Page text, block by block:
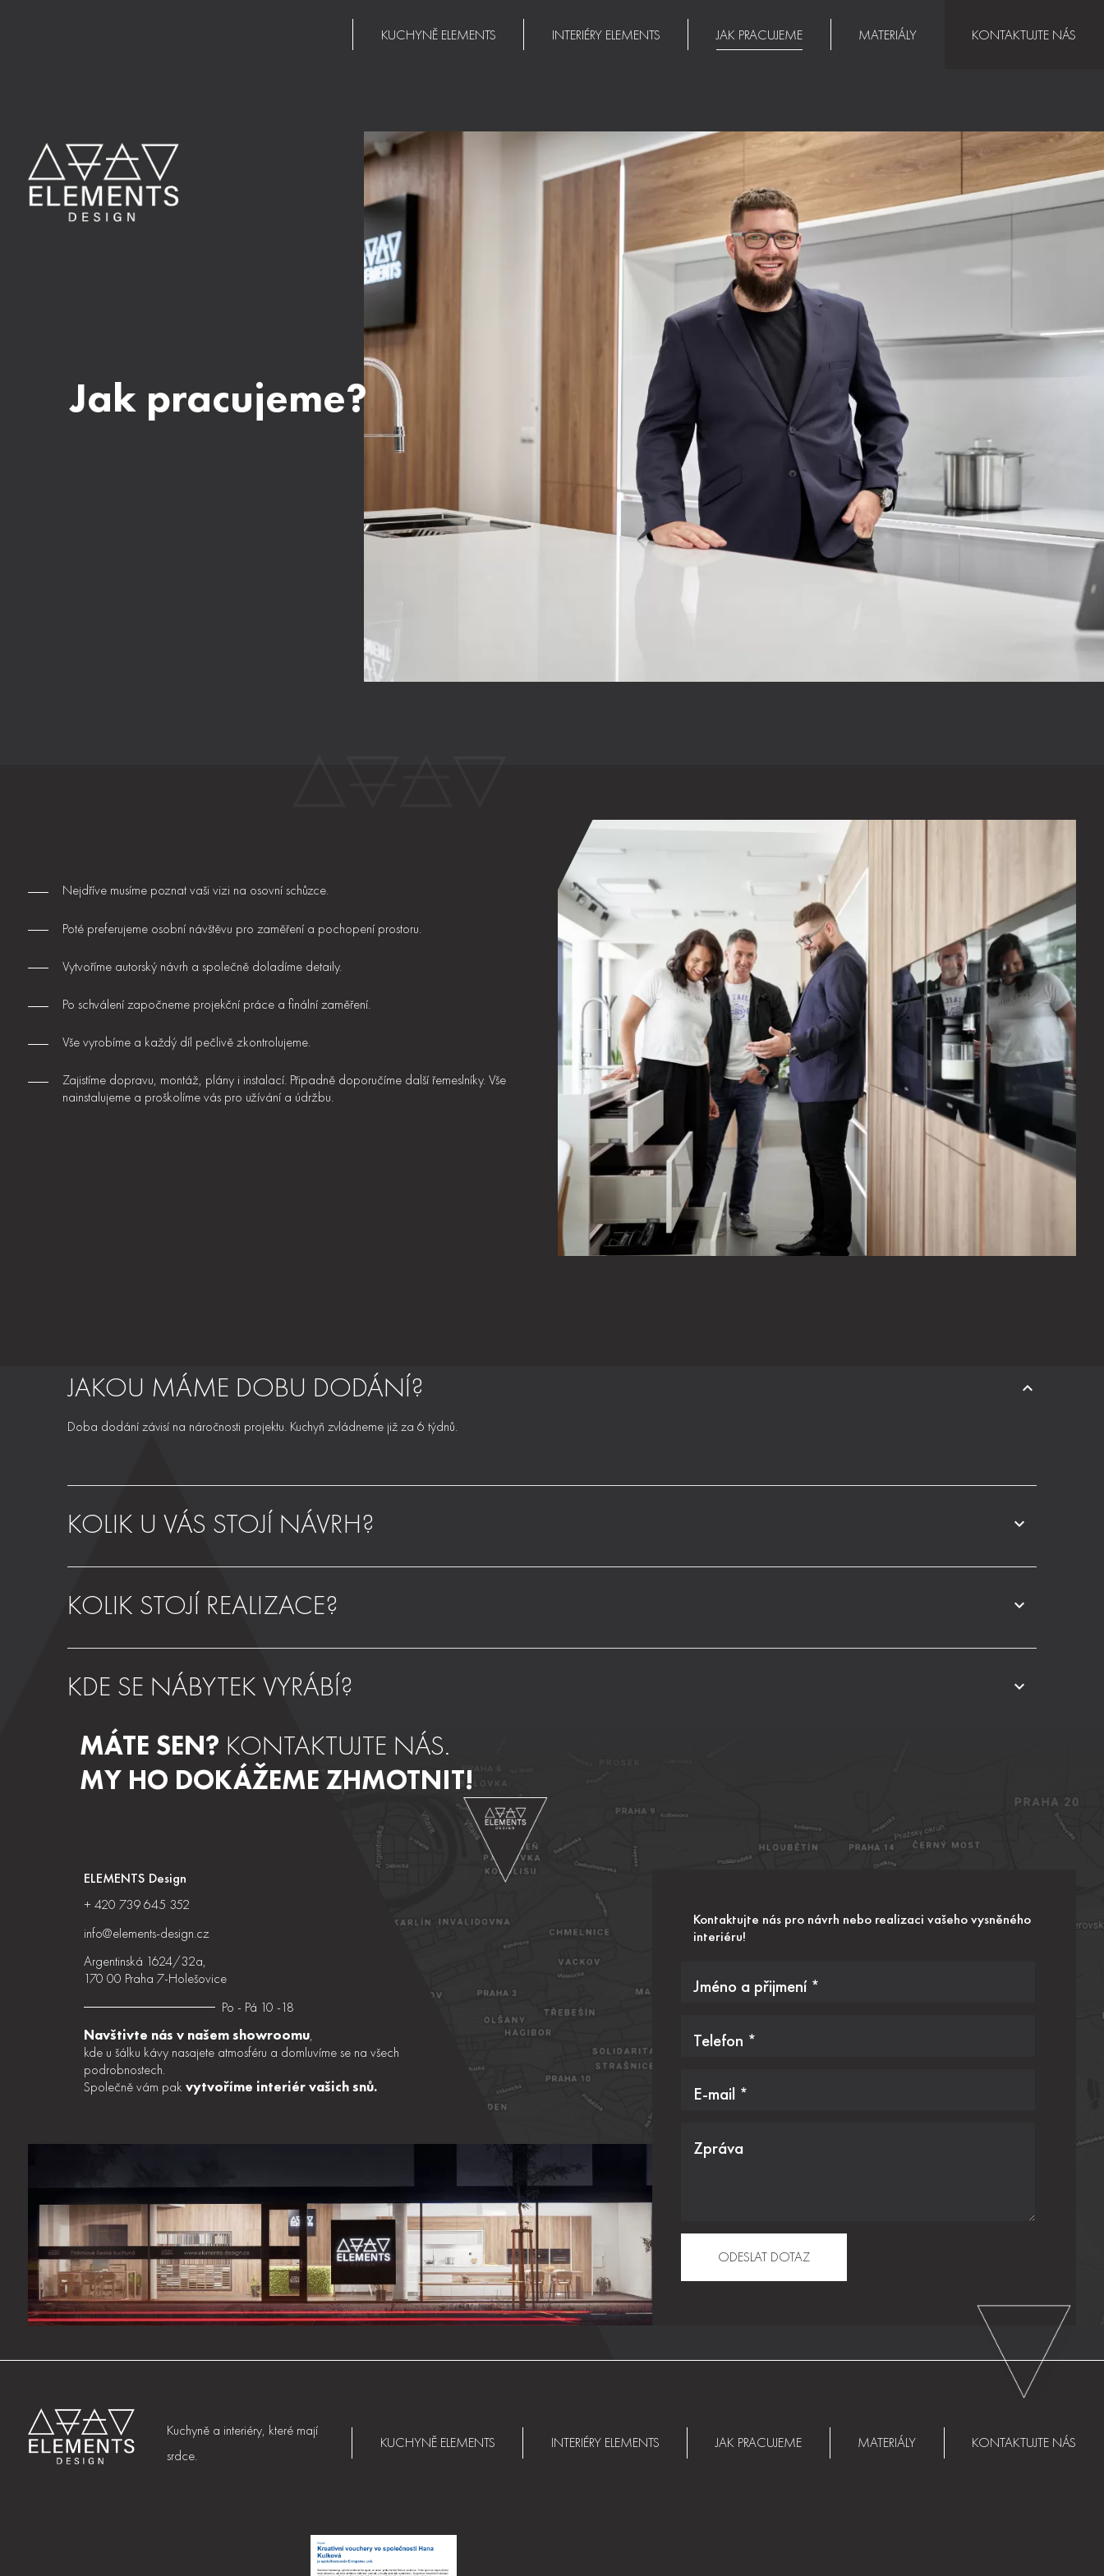
KUCHYNĚ ELEMENTS INTERIÉRY ELEMENTS JAK PRACUJEME MATERIÁLY KONTAKTUJTE NÁS
Jak pracujeme?
Nejdříve musíme poznat vaši vizi na osovní schůzce.
Poté preferujeme osobní návštěvu pro zaměření a pochopení prostoru.
Vytvoříme autorský návrh a společně doladíme detaily.
Po schválení započneme projekční práce a finální zaměření.
Vše vyrobíme a každý díl pečlivě zkontrolujeme.
Zajistíme dopravu, montáž, plány i instalací. Připadně doporučíme další řemeslníky. Vše
nainstalujeme a proškolíme vás pro užívání a údržbu.
JAKOU MÁME DOBU DODÁNÍ?
Doba dodání závisí na náročnosti projektu. Kuchyň zvládneme již za 6 týdnů.
KOLIK U VÁS STOJÍ NÁVRH?
KOLIK STOJÍ REALIZACE?
KDE SE NÁBYTEK VYRÁBÍ?
MÁTE SEN? KONTAKTUJTE NÁS.
MY HO DOKÁŽEME ZHMOTNIT!
ELEMENTS Design
+ 420 739 645 352
info@elements-design.cz
Argentinská 1624/32a,
170 00 Praha 7-Holešovice
Po - Pá 10 -18
Navštivte nás v našem showroomu,
kde u šálku kávy nasajete atmosféru a domluvíme se na všech
podrobnostech.
Společně vám pakvytvoříme interiér vašich snů.
Kontaktujte nás pro návrh nebo realizaci vašeho vysněného
interiéru!
Jméno a přijmení *
Telefon *
E-mail *
Zpráva
Kuchyně a interiéry, které mají
srdce.
KUCHYNĚ ELEMENTS INTERIÉRY ELEMENTS JAK PRACUJEME MATERIÁLY KONTAKTUJTE NÁS